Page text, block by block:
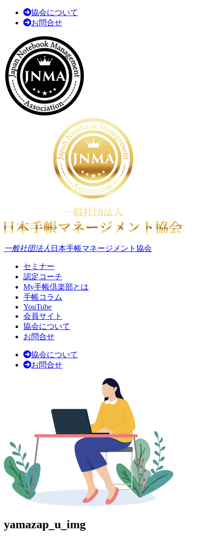
協会について
お問合せ
一般社団法人 日本手帳マネージメント協会
セミナー
認定コーチ
My手帳倶楽部とは
手帳コラム
YouTube
会員サイト
協会について
お問合せ
協会について
お問合せ
yamazap_u_img